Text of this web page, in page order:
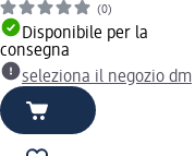
(0)
Disponibile per la
consegna
seleziona il negozio dm